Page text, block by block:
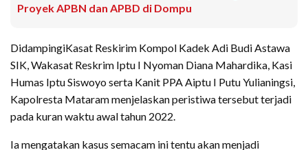
Proyek APBN dan APBD di Dompu
DidampingiKasat Reskirim Kompol Kadek Adi Budi Astawa
SIK, Wakasat Reskrim Iptu I Nyoman Diana Mahardika, Kasi
Humas Iptu Siswoyo serta Kanit PPA Aiptu I Putu Yulianingsi,
Kapolresta Mataram menjelaskan peristiwa tersebut terjadi
pada kuran waktu awal tahun 2022.
Ia mengatakan kasus semacam ini tentu akan menjadi